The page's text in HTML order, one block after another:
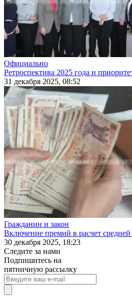
Официально
Ретроспектива 2025 года и
31 декабря 2025, 08:52
Гражданин и закон
Включение премий в расчет
30 декабря 2025, 18:23
Следите за нами
Подпишитесь на
пятничную рассылку